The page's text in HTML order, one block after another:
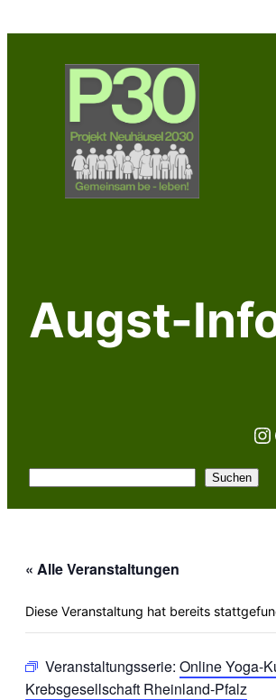
Augst-
Suchen
« Alle Veranstaltungen
Diese Veranstaltung hat bereits
Veranstaltungsserie: Online Yoga-
Krebsgesellschaft Rheinland-Pfalz